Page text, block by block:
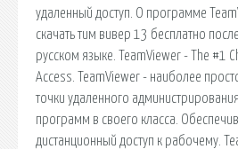
удаленный доступ. О программе
скачать тим вивер 13 бесплатно
русском языке. TeamViewer - The #1
Access. TeamViewer - наиболее
точки удаленного
программ в своего класса.
дистанционный доступ к рабочему.